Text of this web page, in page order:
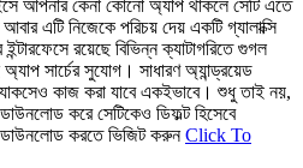
আপনার কেনা কোনো অ্যাপ থাকলে সেটি এতে
এটি নিজেকে পরিচয় দেয় একটি গ্যালাক্সি
রয়েছে বিভিন্ন ক্যাটাগরিতে গুগল
সার্চের সুযোগ। সাধারণ অ্যান্ড্রয়েড
কাজ করা যাবে একইভাবে। শুধু তাই নয়,
ডাউনলোড করে সেটিকেও ডিফল্ট হিসেবে
ডাউনলোড করতে ভিজিট করুনClick To